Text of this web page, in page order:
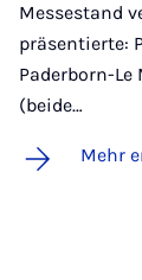
Messestand
präsentierte:
Paderborn-Le
(beide…
Mehr